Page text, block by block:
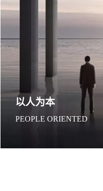
以人为本
PEOPLE ORIENTED